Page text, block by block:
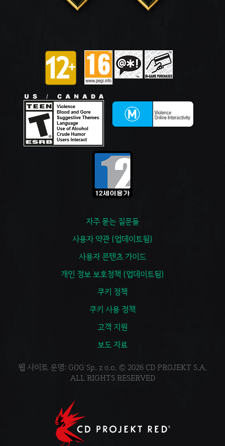
자주 묻는 질문들
사용자 약관 (업데이트됨)
사용자 콘텐츠 가이드
개인 정보 보호정책 (업데이트됨)
쿠키 정책
쿠키 사용 정책
고객 지원
보도 자료
웹 사이트 운영: GOG Sp. z o.o. © 2026 CD PROJEKT S.A.
ALL RIGHTS RESERVED